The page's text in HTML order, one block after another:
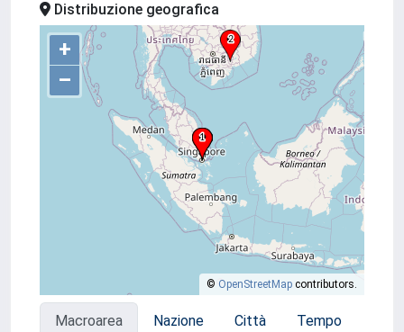
Distribuzione geografica
+
–
© OpenStreetMap contributors.
Macroarea Nazione Città Tempo